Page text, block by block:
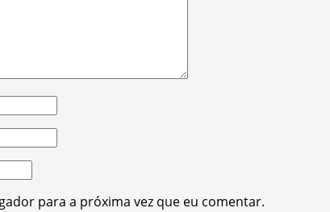
para a próxima vez que eu comentar.